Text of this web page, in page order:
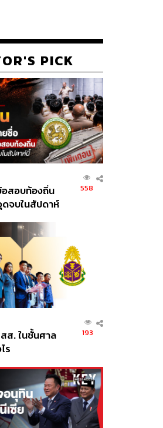
PICK
สอบท้องถิ่น
จบในสัปดาห์
558
ส. ในชั้นศาล
ร
193